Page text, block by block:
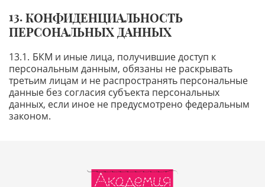
КОНФИДЕНЦИАЛЬНОСТЬ
ПЕРСОНАЛЬНЫХ ДАННЫХ
БКМ и иные лица, получившие доступ к
персональным данным, обязаны не раскрывать
третьим лицам и не распространять персональные
данные без согласия субъекта персональных
данных, если иное не предусмотрено федеральным
законом.